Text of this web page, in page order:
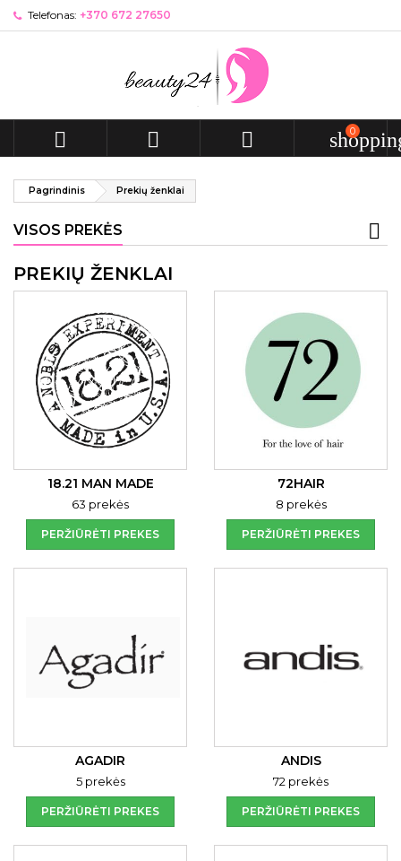
Telefonas: +370 672 27650
   0
Pagrindinis Prekių ženklai
VISOS PREKĖS
PREKIŲ ŽENKLAI
18.21 MAN MADE
63 prekės
PERŽIŪRĖTI PREKES
72HAIR
8 prekės
PERŽIŪRĖTI PREKES
AGADIR
5 prekės
PERŽIŪRĖTI PREKES
ANDIS
72 prekės
PERŽIŪRĖTI PREKES